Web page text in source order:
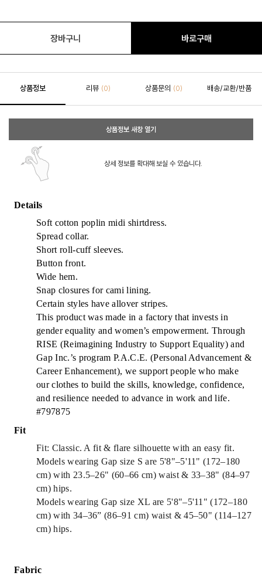
장바구니 바로구매
상품정보 리뷰 (0) 상품문의 (0) 배송/교환/반품
상품정보 새창 열기
상세 정보를 확대해 보실 수 있습니다.
Details
Soft cotton poplin midi shirtdress.
Spread collar.
Short roll-cuff sleeves.
Button front.
Wide hem.
Snap closures for cami lining.
Certain styles have allover stripes.
This product was made in a factory that invests in
gender equality and women’s empowerment. Through
RISE (Reimagining Industry to Support Equality) and
Gap Inc.’s program P.A.C.E. (Personal Advancement &
Career Enhancement), we support people who make
our clothes to build the skills, knowledge, confidence,
and resilience needed to advance in work and life.
#797875
Fit
Fit: Classic. A fit & flare silhouette with an easy fit.
Models wearing Gap size S are 5'8"–5'11" (172–180
cm) with 23.5–26" (60–66 cm) waist & 33–38" (84–97
cm) hips.
Models wearing Gap size XL are 5'8"–5'11" (172–180
cm) with 34–36” (86–91 cm) waist & 45–50" (114–127
cm) hips.
Fabric